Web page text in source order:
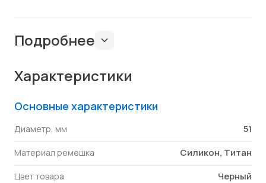
Подробнее
Характеристики
Основные характеристики
Диаметр, мм 51
Материал ремешка Силикон, Титан
Цвет товара Черный